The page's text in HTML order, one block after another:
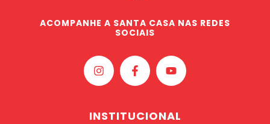
ACOMPANHE A SANTA CASA NAS REDES
SOCIAIS
INSTITUCIONAL